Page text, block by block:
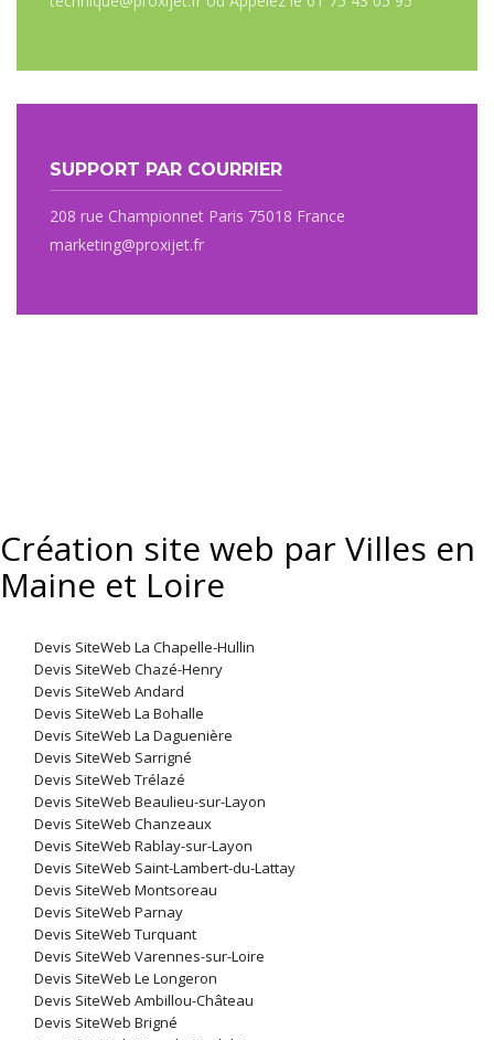
SUPPORT PAR COURRIER
208 rue Championnet Paris 75018 France
marketing@proxijet.fr
Création site web par Villes en
Maine et Loire
Devis SiteWeb La Chapelle-Hullin
Devis SiteWeb Chazé-Henry
Devis SiteWeb Andard
Devis SiteWeb La Bohalle
Devis SiteWeb La Daguenière
Devis SiteWeb Sarrigné
Devis SiteWeb Trélazé
Devis SiteWeb Beaulieu-sur-Layon
Devis SiteWeb Chanzeaux
Devis SiteWeb Rablay-sur-Layon
Devis SiteWeb Saint-Lambert-du-Lattay
Devis SiteWeb Montsoreau
Devis SiteWeb Parnay
Devis SiteWeb Turquant
Devis SiteWeb Varennes-sur-Loire
Devis SiteWeb Le Longeron
Devis SiteWeb Ambillou-Château
Devis SiteWeb Brigné